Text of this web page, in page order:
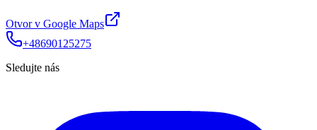
Otvor v Google Maps
+48690125275
Sledujte nás